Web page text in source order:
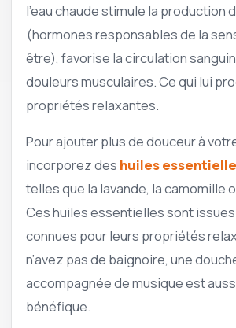
l’eau chaude stimule la production
(hormones responsables de la
être), favorise la circulation
douleurs musculaires. Ce qui lui
propriétés relaxantes.
Pour ajouter plus de douceur à
incorporez des huiles
telles que la lavande, la camomille
Ces huiles essentielles sont
connues pour leurs propriétés
n’avez pas de baignoire, une
accompagnée de musique est
bénéfique.